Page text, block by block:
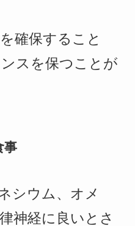
確保すること
スを保つことが
事
シウム、オメ
神経に良いとさ